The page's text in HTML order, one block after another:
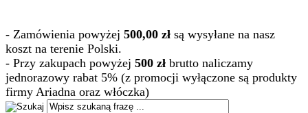
- Zamówienia powyżej 500,00 zł są wysyłane na nasz
koszt na terenie Polski.
- Przy zakupach powyżej 500 zł brutto naliczamy
jednorazowy rabat 5% (z promocji wyłączone są produkty
firmy Ariadna oraz włóczka)